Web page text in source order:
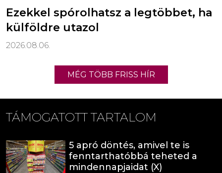
Ezekkel spórolhatsz a legtöbbet, ha
külföldre utazol
2026.08.06.
MÉG TÖBB FRISS HÍR
TÁMOGATOTT TARTALOM
5 apró döntés, amivel te is
fenntarthatóbbá teheted a
mindennapjaidat (X)